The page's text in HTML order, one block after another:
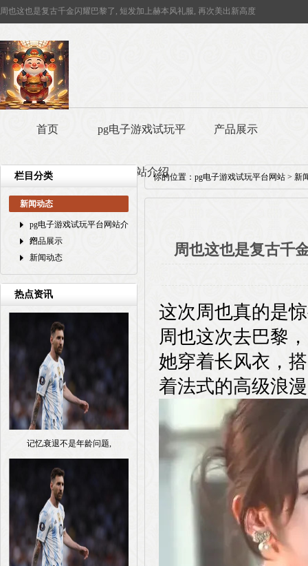
周也这也是复古千金闪耀巴黎了, 短发加上赫本风礼服, 再次美出新高度
首页 pg电子游戏试玩平
台网站介绍
产品展示
栏目分类
新闻动态
pg电子游戏试玩平台网站介
绍
产品展示
新闻动态
热点资讯
记忆衰退不是年龄问题,
你的位置： pg电子游戏试玩平台网站 > 新
周也这也是复古千
这次周也真的是
周也这次去巴黎
她穿着长风衣，
着法式的高级浪